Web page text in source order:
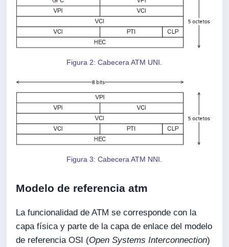
Figura 2: Cabecera ATM UNI.
Figura 3: Cabecera ATM NNI.
Modelo de referencia atm
La funcionalidad de ATM se corresponde con la
capa física y parte de la capa de enlace del modelo
de referencia OSI (Open Systems Interconnection)